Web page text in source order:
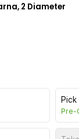
2 Diameter
Pick
Pre-